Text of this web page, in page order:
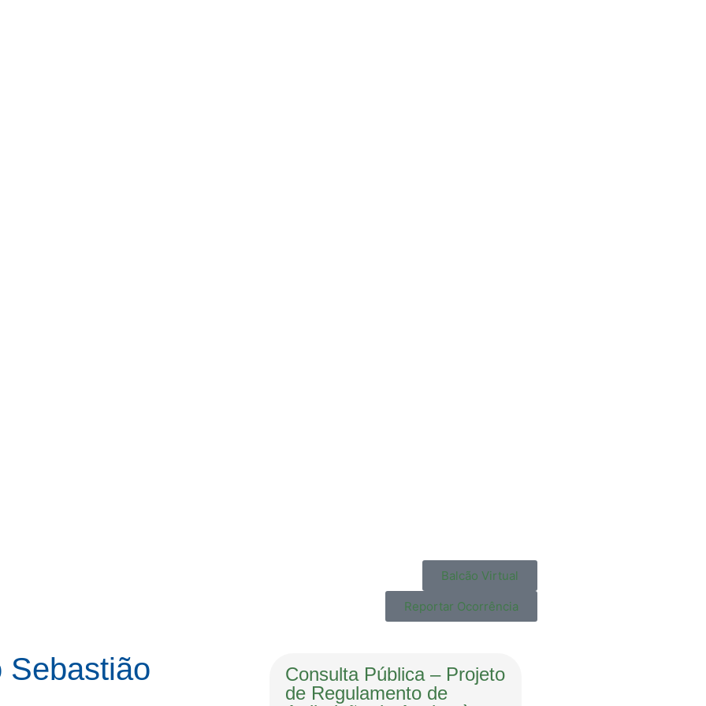
Balcão Virtual
Reportar Ocorrência
Sebastião
Consulta Pública – Projeto
de Regulamento de